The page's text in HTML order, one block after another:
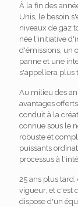
À la fin des
Unis, le besoin
niveaux de gaz
née l'initiative
d'émissions, un
panne et une
s'appellera plus
Au milieu des
avantages
conduit à la
connue sous le
robuste et
puissants
processus à
25 ans plus
vigueur, et c'est
dispose d'un